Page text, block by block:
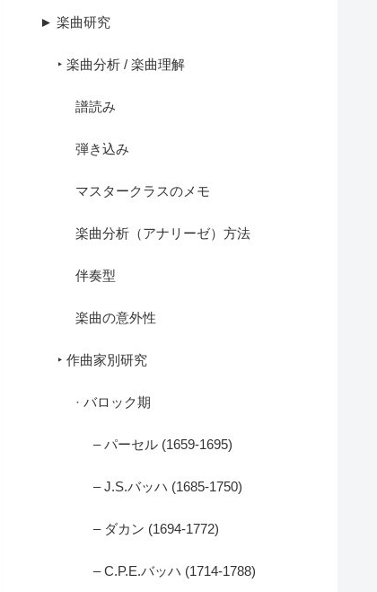
► 楽曲研究
‣ 楽曲分析 / 楽曲理解
譜読み
弾き込み
マスタークラスのメモ
楽曲分析（アナリーゼ）方法
伴奏型
楽曲の意外性
‣ 作曲家別研究
· バロック期
– パーセル (1659-1695)
– J.S.バッハ (1685-1750)
– ダカン (1694-1772)
– C.P.E.バッハ (1714-1788)